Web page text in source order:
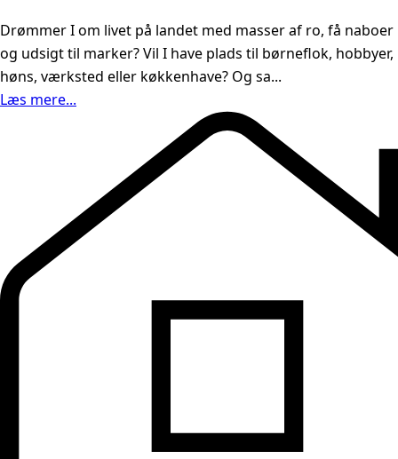
Drømmer I om livet på landet med masser af ro, få naboer
og udsigt til marker? Vil I have plads til børneflok, hobbyer,
høns, værksted eller køkkenhave? Og sa...
Læs mere...